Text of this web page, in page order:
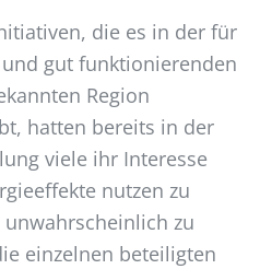
die es in der für
gut funktionierenden
Region
hatten bereits in der
viele ihr Interesse
nutzen zu
zu
einzelnen beteiligten